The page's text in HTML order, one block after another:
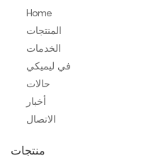
Home
المنتجات
الخدمات
في ليميكي
حالات
أخبار
الاتصال
منتجات